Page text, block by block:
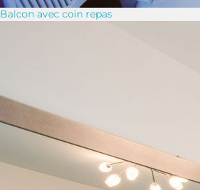
Balcon avec coin repas